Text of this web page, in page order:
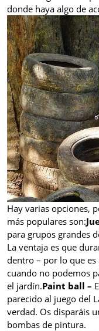
donde haya algo de
Hay varias opciones,
más populares son:
para grupos grandes
La ventaja es que
dentro – por lo que es
cuando no podemos
el jardín.Paint ball –
parecido al juego del
verdad. Os disparáis
bombas de pintura.